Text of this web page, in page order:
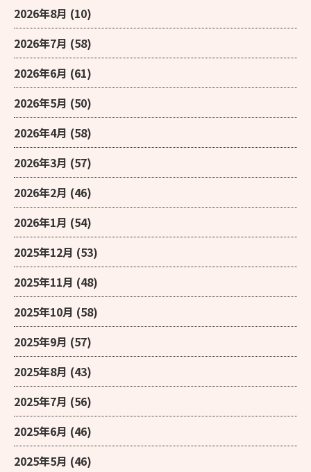
2026年8月 (10)
2026年7月 (58)
2026年6月 (61)
2026年5月 (50)
2026年4月 (58)
2026年3月 (57)
2026年2月 (46)
2026年1月 (54)
2025年12月 (53)
2025年11月 (48)
2025年10月 (58)
2025年9月 (57)
2025年8月 (43)
2025年7月 (56)
2025年6月 (46)
2025年5月 (46)